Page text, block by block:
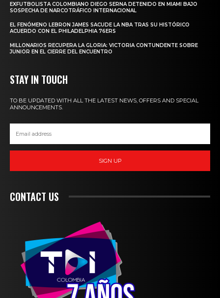
EXFUTBOLISTA COLOMBIANO DIEGO SERNA DETENIDO EN MIAMI BAJO
SOSPECHA DE NARCOTRÁFICO INTERNACIONAL
EL FENÓMENO LEBRON JAMES SACUDE LA NBA TRAS SU HISTÓRICO
ACUERDO CON EL PHILADELPHIA 76ERS
MILLONARIOS RECUPERA LA GLORIA: VICTORIA CONTUNDENTE SOBRE
JUNIOR EN EL CIERRE DEL ENCUENTRO
STAY IN TOUCH
TO BE UPDATED WITH ALL THE LATEST NEWS, OFFERS AND SPECIAL
ANNOUNCEMENTS.
SIGN UP
CONTACT US